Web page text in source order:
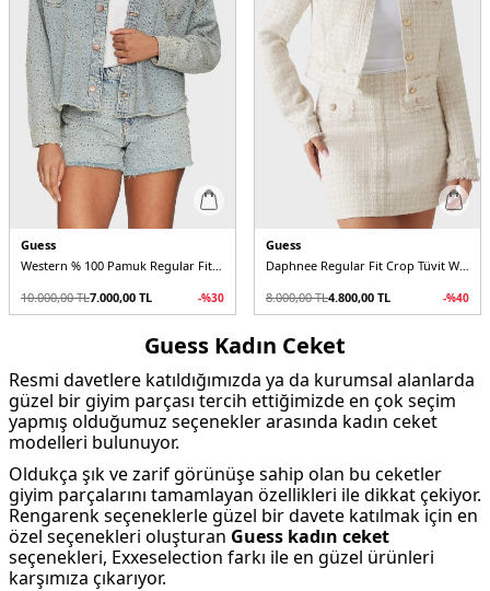
Guess
Western % 100 Pamuk Regular Fit Taşlı W5GN90D5LQ2 Kadın Kot Ceket
10.000,00TL7.000,00 TL -%30
Guess
Daphnee Regular Fit Crop Tüvit W5RN47WGW82 Kadın Ceket
8.000,00TL4.800,00 TL -%40
Guess Kadın Ceket
Resmi davetlere katıldığımızda ya da kurumsal alanlarda
güzel bir giyim parçası tercih ettiğimizde en çok seçim
yapmış olduğumuz seçenekler arasında kadın ceket
modelleri bulunuyor.
Oldukça şık ve zarif görünüşe sahip olan bu ceketler
giyim parçalarını tamamlayan özellikleri ile dikkat çekiyor.
Rengarenk seçeneklerle güzel bir davete katılmak için en
özel seçenekleri oluşturan Guess kadın ceket
seçenekleri, Exxeselection farkı ile en güzel ürünleri
karşımıza çıkarıyor.